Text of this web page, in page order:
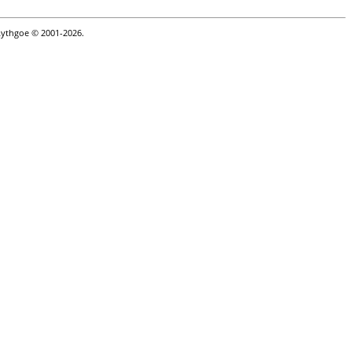
© 2001-2026.